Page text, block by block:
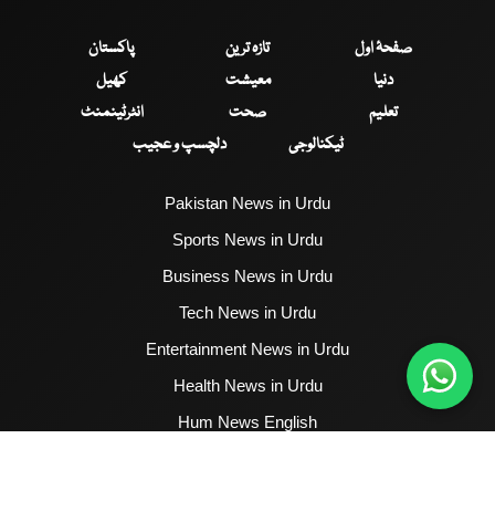
صفحۂ اول تازہ ترین
پاکستان
دنیا
معیشت
کھیل
تعلیم
صحت
انٹرٹینمنٹ
ٹیکنالوجی
دلچسپ و عجیب
Pakistan News in Urdu
Sports News in Urdu
Business News in Urdu
Tech News in Urdu
Entertainment News in Urdu
Health News in Urdu
Hum News English